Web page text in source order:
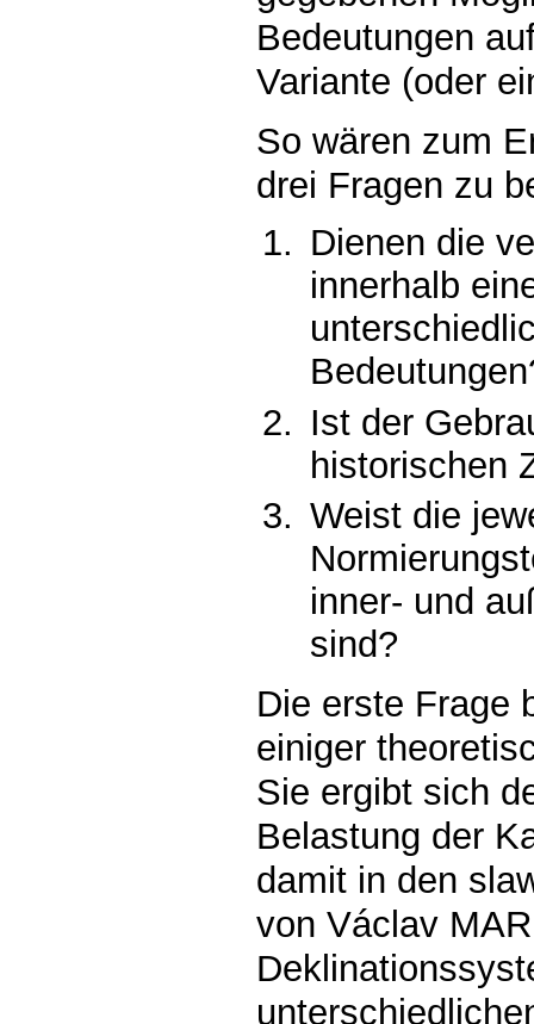
Bedeutungen
Variante (oder
So wären zum
drei Fragen zu
Dienen die
innerhalb
Ist der
historischen
Weist die
inner- und
sind?
Die erste Frage
einiger
Sie ergibt sich
Belastung der
damit in den
von Václav